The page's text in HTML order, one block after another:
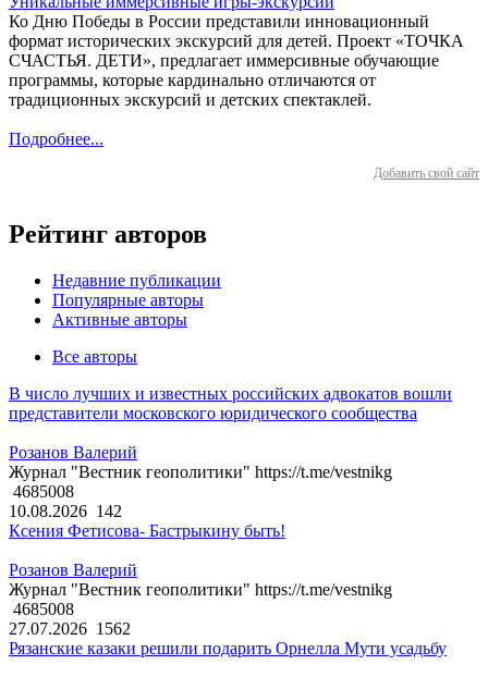
Ко Дню Победы в России представили инновационный
формат исторических экскурсий для детей. Проект «ТОЧКА
СЧАСТЬЯ. ДЕТИ», предлагает иммерсивные обучающие
программы, которые кардинально отличаются от
традиционных экскурсий и детских спектаклей.
Подробнее...
Добавить свой сайт
Рейтинг авторов
Недавние публикации
Популярные авторы
Активные авторы
Все авторы
В число лучших и известных российских адвокатов вошли
представители московского юридического сообщества
Розанов Валерий
Журнал "Вестник геополитики" https://t.me/vestnikg
4685008
10.08.2026 142
Ксения Фетисова- Бастрыкину быть!
Розанов Валерий
Журнал "Вестник геополитики" https://t.me/vestnikg
4685008
27.07.2026 1562
Рязанские казаки решили подарить Орнелла Мути усадьбу